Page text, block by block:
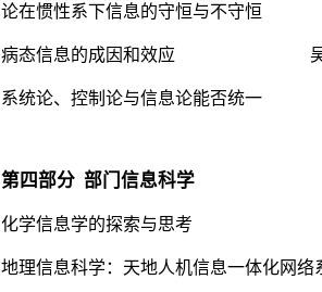
论在惯性系下信息的守恒与不守恒
病态信息的成因和效应
系统论、控制论与信息论能否统一
第四部分 部门信息科学
化学信息学的探索与思考
地理信息科学：天地人机信息一体化网络